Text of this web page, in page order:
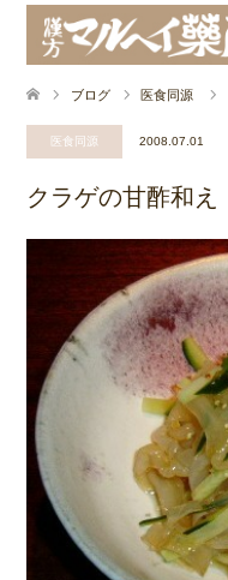
ブログ 医食同源
医食同源 2008.07.01
クラゲの甘酢和え